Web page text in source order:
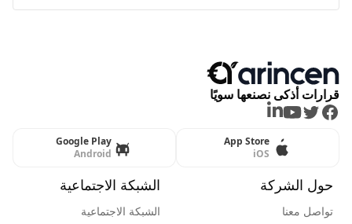
قرارات أذكى نصنعها سويًا
Facebook
Twitter
Youtube
LinkedIn
App Store
iOS
Google Play
Android
حول الشركة
تواصل معنا
الشبكة الاجتماعية
الشبكة الاجتماعية